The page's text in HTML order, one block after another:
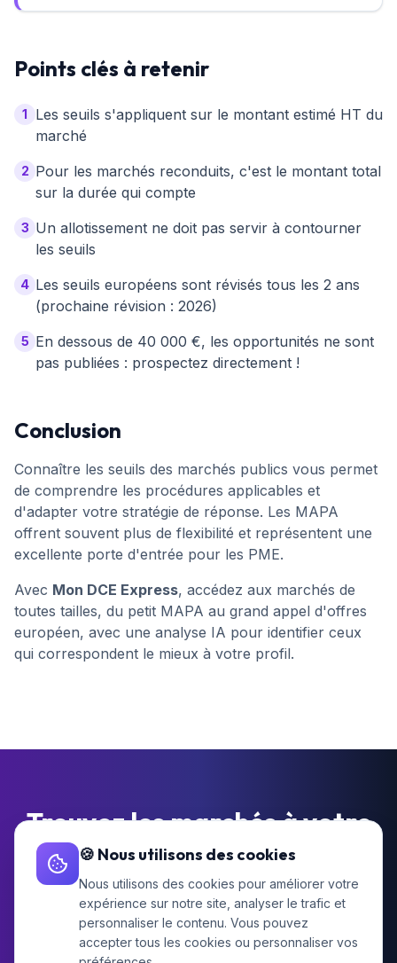
Points clés à retenir
1
Les seuils s'appliquent sur le montant estimé HT du
marché
2 Pour les marchés reconduits, c'est le montant total
sur la durée qui compte
3 Un allotissement ne doit pas servir à contourner
les seuils
4 Les seuils européens sont révisés tous les 2 ans
(prochaine révision : 2026)
5 En dessous de 40 000 €, les opportunités ne sont
pas publiées : prospectez directement !
Conclusion
Connaître les seuils des marchés publics vous permet
de comprendre les procédures applicables et
d'adapter votre stratégie de réponse. Les MAPA
offrent souvent plus de flexibilité et représentent une
excellente porte d'entrée pour les PME.
Avec Mon DCE Express, accédez aux marchés de
toutes tailles, du petit MAPA au grand appel d'offres
européen, avec une analyse IA pour identifier ceux
qui correspondent le mieux à votre profil.
Trouvez les marchés à votre
taille
MAPA, appels d'offres formalisés, marchés
européens... Notre IA vous recommande les
opportunités adaptées à votre entreprise.
🍪 Nous utilisons des cookies
Nous utilisons des cookies pour améliorer votre
expérience sur notre site, analyser le trafic et
personnaliser le contenu. Vous pouvez
accepter tous les cookies ou personnaliser vos